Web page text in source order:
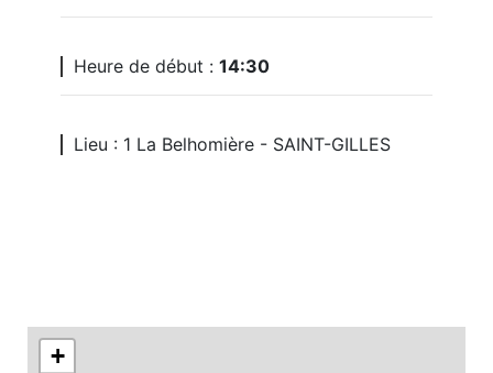
Heure de début : 14:30
Lieu : 1 La Belhomière - SAINT-GILLES
+